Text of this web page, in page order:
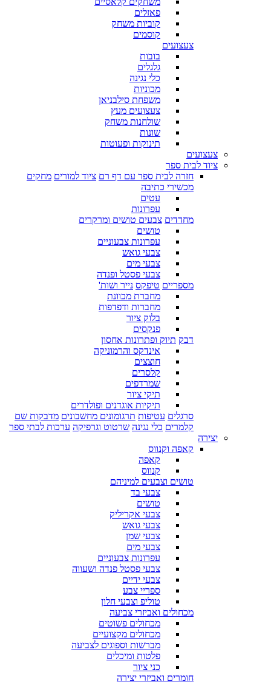
פאזלים
קוביות משחק
קוסמים
צעצועים
בובות
גלגלים
כלי נגינה
מכוניות
משפחת סילבניאן
צעצועים מעץ
שולחנות משחק
שונות
תינוקות ופעוטות
צעצועים
ציוד לבית ספר
חזרה לבית ספר עם דף רם ציוד למורים מחקים
מכשירי כתיבה
עטים
עפרונות
מחדדים צבעים טושים ומרקרים
טושים
עפרונות צבעוניים
צבעי גואש
צבעי מים
צבעי פסטל ופנדה
מספריים טיפקס נייר ושות'
מחברת מכוונת
מחברות ודפדפות
בלוק ציור
פנקסים
דבק תיוק ופתרונות אחסון
אינדקס והרמוניקה
חוצצים
קלסרים
שמרדפים
תיקי ציור
תיקיות אוגדנים ופולדרים
סרגלים עטיפות תרגומונים מחשבונים מדבקות שם
קלמרים כלי נגינה שרטוט וגרפיקה ערכות לבתי ספר
יצירה
קאפה וקנווס
קאפה
קנווס
טושים וצבעים למיניהם
צבעי בד
טושים
צבעי אקריליק
צבעי גואש
צבעי שמן
צבעי מים
עפרונות צבעוניים
צבעי פסטל פנדה ושעווה
צבעי ידיים
ספריי צבע
טוליפ וצבעי חלון
מכחולים ואביזרי צביעה
מכחולים פשוטים
מכחולים מקצועיים
מברשות וספוגים לצביעה
פלטות ומיכלים
כני ציור
חומרים ואביזרי יצירה